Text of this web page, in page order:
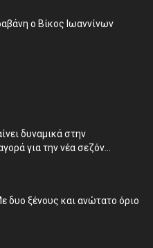
ο Βίκος Ιωαννίνων
δυναμικά στην
για την νέα σεζόν...
δυο ξένους και ανώτατο όριο